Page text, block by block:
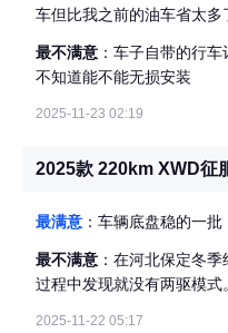
车但比我之前的油车省太多
最不满意 ：车子自带的行
不知道能不能无损安装
2025-11-23 02:19
2025款 220km XWD征
最满意 ：车辆底盘稳的一
最不满意 ：在河北保定冬
过程中发现就没有两驱模
2025-11-22 05:17